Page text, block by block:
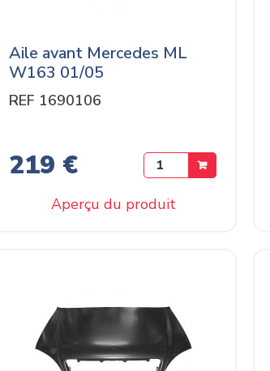
Aile avant Mercedes ML
W163 01/05
REF 1690106
219 €
Aperçu du produit